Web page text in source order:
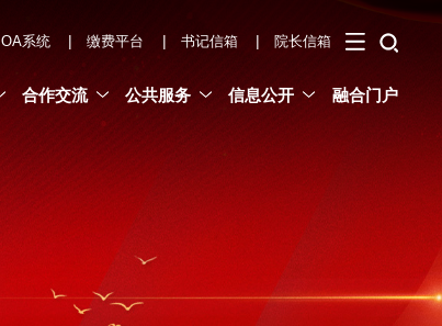
OA系统 | 缴费平台 | 书记信箱 | 院长信箱
合作交流 公共服务 信息公开 融合门户